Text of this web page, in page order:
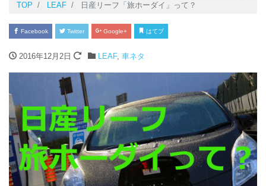
TOP LEAF 日産リーフ「旅ホーダイ」って？
Facebook Twitter Google+ はてブ
2016年12月2日 LEAF, 車ネタ